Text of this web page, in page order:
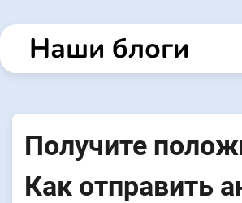
к
содержанию
Наши блоги
Получите
Как отправить